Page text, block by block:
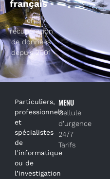
français
en
récupération
de données
depuis 2001
Particuliers,
professionnels
et
spécialistes
de
l’informatique
ou de
l’investigation
MENU
Cellule
d’urgence
24/7
Tarifs